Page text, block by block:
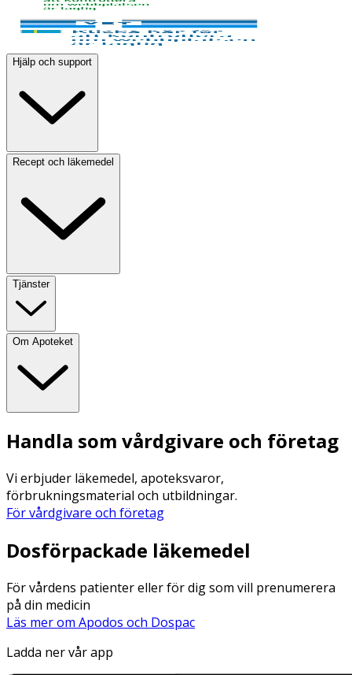
Hjälp och support
Recept och läkemedel
Tjänster
Om Apoteket
Handla som vårdgivare och företag
Vi erbjuder läkemedel, apoteksvaror,
förbrukningsmaterial och utbildningar.
För vårdgivare och företag
Dosförpackade läkemedel
För vårdens patienter eller för dig som vill prenumerera
på din medicin
Läs mer om Apodos och Dospac
Ladda ner vår app